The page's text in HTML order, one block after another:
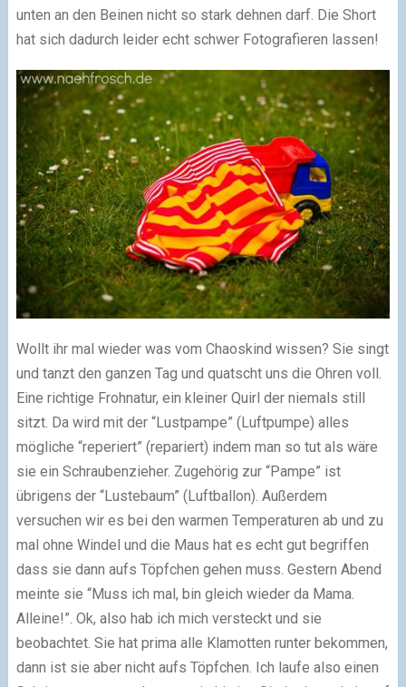
unten an den Beinen nicht so stark dehnen darf. Die Short
hat sich dadurch leider echt schwer Fotografieren lassen!
Wollt ihr mal wieder was vom Chaoskind wissen? Sie singt
und tanzt den ganzen Tag und quatscht uns die Ohren voll.
Eine richtige Frohnatur, ein kleiner Quirl der niemals still
sitzt. Da wird mit der “Lustpampe” (Luftpumpe) alles
mögliche “reperiert” (repariert) indem man so tut als wäre
sie ein Schraubenzieher. Zugehörig zur “Pampe” ist
übrigens der “Lustebaum” (Luftballon). Außerdem
versuchen wir es bei den warmen Temperaturen ab und zu
mal ohne Windel und die Maus hat es echt gut begriffen
dass sie dann aufs Töpfchen gehen muss. Gestern Abend
meinte sie “Muss ich mal, bin gleich wieder da Mama.
Alleine!”. Ok, also hab ich mich versteckt und sie
beobachtet. Sie hat prima alle Klamotten runter bekommen,
dann ist sie aber nicht aufs Töpfchen. Ich laufe also einen